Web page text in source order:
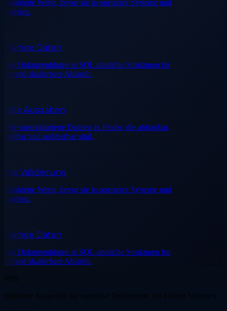
Werte, bevor sie in operative Systeme und
Daten
Dokumentdaten in SQL-ahnliche Strukturen fur
und skalierbare Ablaufe.
Ausgaben
unstrukturierte Dateien in Felder, die abfragbar,
und auditierbar sind.
Validierung
Werte, bevor sie in operative Systeme und
Daten
Dokumentdaten in SQL-ahnliche Strukturen fur
und skalierbare Ablaufe.
99%
validierte Ausgaben fur operative Dokumente mit hohem Volumen